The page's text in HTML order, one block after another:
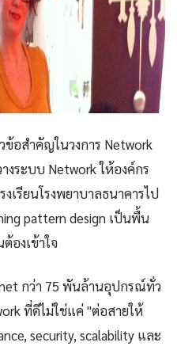
ข้อสำคัญในวงการ Network
งระบบ Network ให้องค์กร
เรียนโรงพยาบาลธนาคารไป
pattern design เป็นพื้น
องเข้าใจ
กว่า 75 พันล้านอุปกรณ์ทั่ว
ที่ดีไม่ใช่แค่ "ต่อสายให้
security, scalability และ